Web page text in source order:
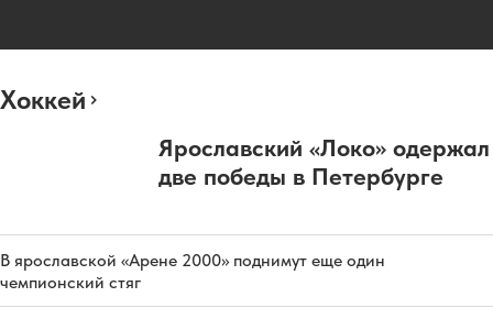
Хоккей
Ярославский «Локо» одержал
две победы в Петербурге
В ярославской «Арене 2000» поднимут еще один
чемпионский стяг